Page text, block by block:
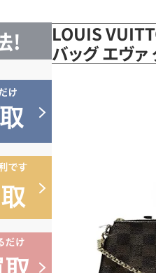
!
LOUIS
バッグ エヴ